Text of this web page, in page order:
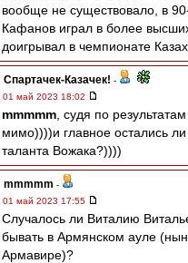
вообще не существовало, в
Кафанов играл в более
доигрывал в чемпионате
Спартачек-Казачек! -
01 май 2023 18:02
mmmmm , судя по
мимо))))и главное остались
таланта Вожака?))))
mmmmm -
01 май 2023 17:55
Случалось ли Виталию
бывать в Армянском ауле
Армавире)?